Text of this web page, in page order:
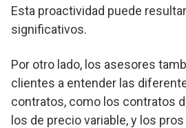
Esta proactividad puede
significativos.
Por otro lado, los asesores
clientes a entender las
contratos, como los contratos
los de precio variable, y los